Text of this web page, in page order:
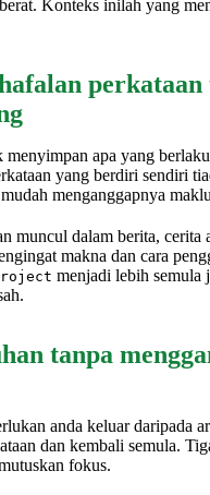
Konteks inilah yang
apa yang
yang berdiri sendiri
menganggapnya
muncul dalam berita, cerita
makna dan cara
menjadi lebih semula
tanpa
anda keluar daripada
dan kembali semula.
fokus.